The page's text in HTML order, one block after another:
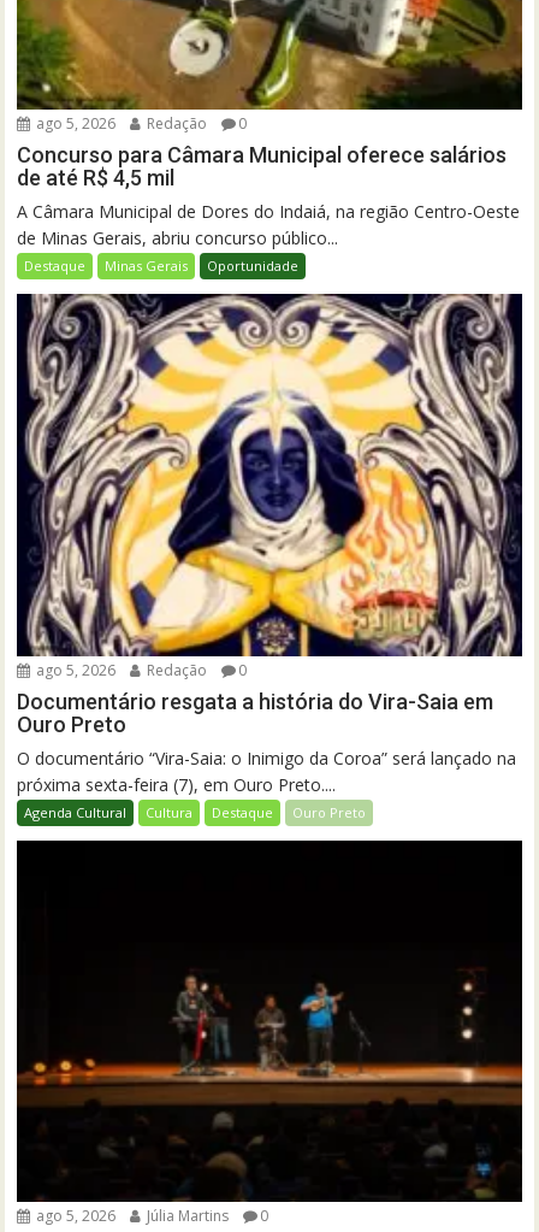
ago 5, 2026 Redação 0
Concurso para Câmara Municipal oferece salários
de até R$ 4,5 mil
A Câmara Municipal de Dores do Indaiá, na região Centro-Oeste
de Minas Gerais, abriu concurso público...
Destaque Minas Gerais Oportunidade
ago 5, 2026 Redação 0
Documentário resgata a história do Vira-Saia em
Ouro Preto
O documentário “Vira-Saia: o Inimigo da Coroa” será lançado na
próxima sexta-feira (7), em Ouro Preto....
Agenda Cultural Cultura Destaque Ouro Preto
ago 5, 2026 Júlia Martins 0